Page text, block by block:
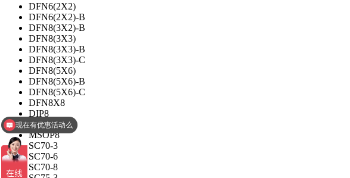
DFN6(2X2)
DFN6(2X2)-B
DFN8(3X2)-B
DFN8(3X3)
DFN8(3X3)-B
DFN8(3X3)-C
DFN8(5X6)
DFN8(5X6)-B
DFN8(5X6)-C
DFN8X8
DIP8
LFPAK56
MSOP8
SC70-3
SC70-6
SC70-8
查询相关型号报价
现在有优惠活动么